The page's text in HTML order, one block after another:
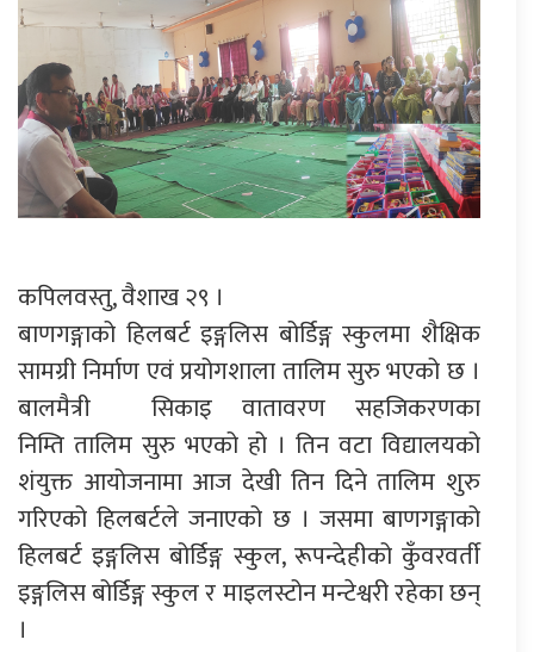
कपिलवस्तु, वैशाख २९ ।
बाणगङ्गाको हिलबर्ट इङ्गलिस बोर्डिङ्ग स्कुलमा शैक्षिक
सामग्री निर्माण एवं प्रयोगशाला तालिम सुरु भएको छ ।
बालमैत्री सिकाइ वातावरण सहजिकरणका
निम्ति तालिम सुरु भएको हो । तिन वटा विद्यालयको
शंयुक्त आयोजनामा आज देखी तिन दिने तालिम शुरु
गरिएको हिलबर्टले जनाएको छ । जसमा बाणगङ्गाको
हिलबर्ट इङ्गलिस बोर्डिङ्ग स्कुल, रूपन्देहीको कुँवरवर्ती
इङ्गलिस बोर्डिङ्ग स्कुल र माइलस्टोन मन्टेश्वरी रहेका छन्
।